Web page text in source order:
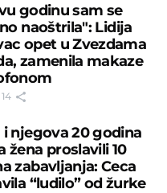
godinu sam se
naoštrila": Lidija
opet u Zvezdama
zamenila makaze
14
i njegova 20 godina
žena proslavili 10
zabavljanja: Ceca
“ludilo” od žurke